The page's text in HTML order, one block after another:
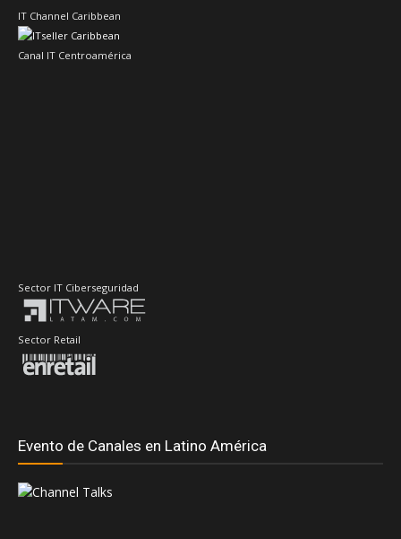
IT Channel Caribbean
Canal IT Centroamérica
Sector IT Ciberseguridad
Sector Retail
Evento de Canales en Latino América